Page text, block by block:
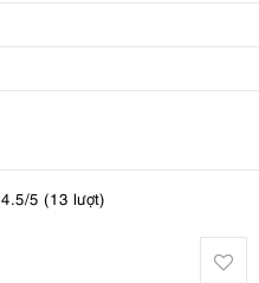
4.5/5 (13 lượt)